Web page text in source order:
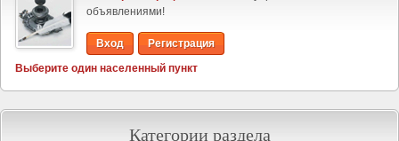
объявлениями!
Вход
Регистрация
Выберите один населенный пункт
Категории раздела